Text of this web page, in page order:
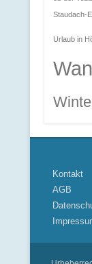
Staudach-
Urlaub in
Kontakt
AGB